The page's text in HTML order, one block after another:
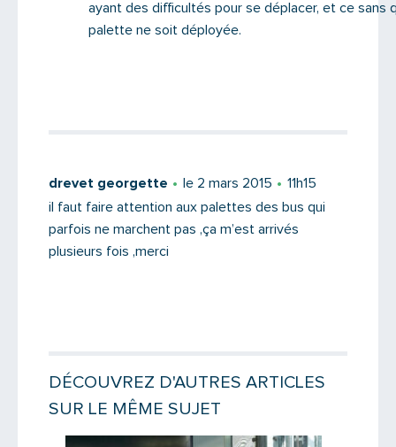
ayant des difficultés pour se déplacer, et ce sans
palette ne soit déployée.
drevet georgette le 2 mars 2015
11h15
il faut faire attention aux palettes des bus qui
parfois ne marchent pas ,ça m’est arrivés
plusieurs fois ,merci
DÉCOUVREZ D'AUTRES ARTICLES
SUR LE MÊME SUJET